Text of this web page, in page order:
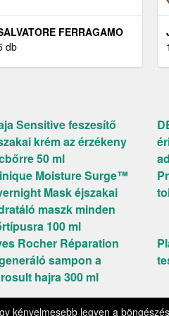
FERRAGAMO
EAU DE
db
Sensitive feszesítő
krém az érzékeny
50 ml
Moisture Surge™
Mask éjszakai
maszk minden
100 ml
Rocher Réparation
sampon a
hajra 300 ml
feltételek Adatkezelési
kényelmesebb legyen a